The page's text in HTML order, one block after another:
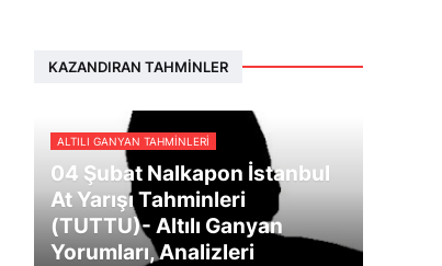
KAZANDIRAN TAHMINLER
ALTILI GANYAN TAHMINLERI
04 Şubat Nalkapon İstanbul
At Yarışı Tahminleri
(TUTTU)- Altılı Ganyan
Yorumları, Analizleri